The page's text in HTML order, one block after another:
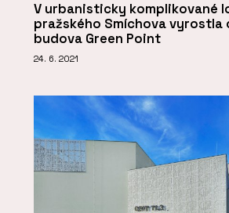
V urbanisticky komplikované
pražského Smíchova vyrostla
budova Green Point
24. 6. 2021